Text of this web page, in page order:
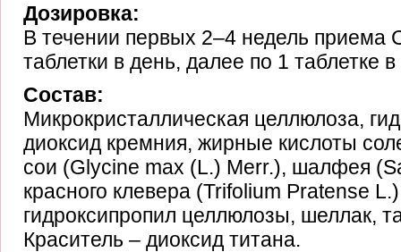
Дозировка:
В течении первых 2–4 недель приема
таблетки в день, далее по 1 таблетке
Состав:
Микрокристаллическая целлюлоза,
диоксид кремния, жирные кислоты
сои (Glycine max (L.) Merr.), шалфея
красного клевера (Trifolium Pratense
гидроксипропил целлюлозы, шеллак,
Краситель – диоксид титана.